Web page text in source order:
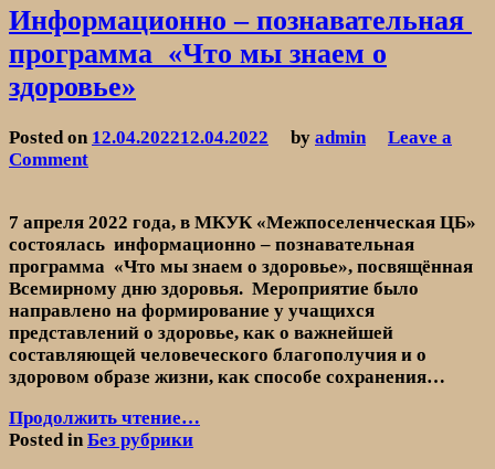
в
мир
профессий»
Информационно – познавательная
программа «Что мы знаем о
здоровье»
Posted on 12.04.202212.04.2022 by admin
Leave a
Commenton
познавательная
программа
«Что
мы
знаем
о
здоровье»
7 апреля 2022 года, в МКУК «Межпоселенческая ЦБ»
состоялась информационно – познавательная
программа «Что мы знаем о здоровье», посвящённая
Всемирному дню здоровья. Мероприятие было
направлено на формирование у учащихся
представлений о здоровье, как о важнейшей
составляющей человеческого благополучия и о
здоровом образе жизни, как способе сохранения…
Продолжить чтение…
Posted inБез рубрики